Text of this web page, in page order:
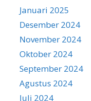
Januari 2025
Desember 2024
November 2024
Oktober 2024
September 2024
Agustus 2024
Juli 2024